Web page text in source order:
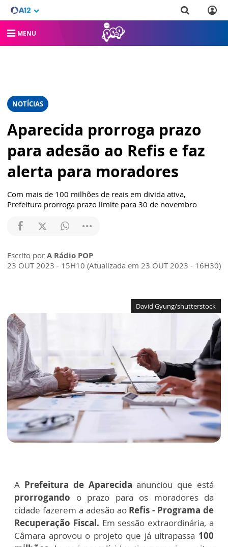
MENU
NOTÍCIAS
Aparecida prorroga prazo
para adesão ao Refis e faz
alerta para moradores
Com mais de 100 milhões de reais em divida ativa,
Prefeitura prorroga prazo limite para 30 de novembro
Escrito por A Rádio POP
23 OUT 2023 - 15H10 (Atualizada em 23 OUT 2023 - 16H30)
David Gyung/shutterstock
A Prefeitura de Aparecida anunciou que está
prorrogando o prazo para os moradores da
cidade fazerem a adesão ao Refis - Programa de
Recuperação Fiscal. Em sessão extraordinária, a
Câmara aprovou o projeto que já ultrapassa 100